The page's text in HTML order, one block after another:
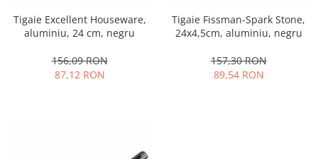
Tigaie Excellent Houseware,
aluminiu, 24 cm, negru
156,09 RON
87,12 RON
Tigaie Fissman-Spark Stone,
24x4,5cm, aluminiu, negru
157,30 RON
89,54 RON